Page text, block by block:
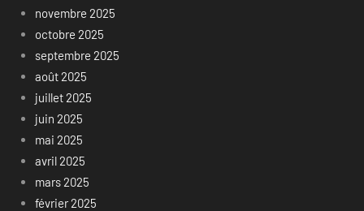
novembre 2025
octobre 2025
septembre 2025
août 2025
juillet 2025
juin 2025
mai 2025
avril 2025
mars 2025
février 2025